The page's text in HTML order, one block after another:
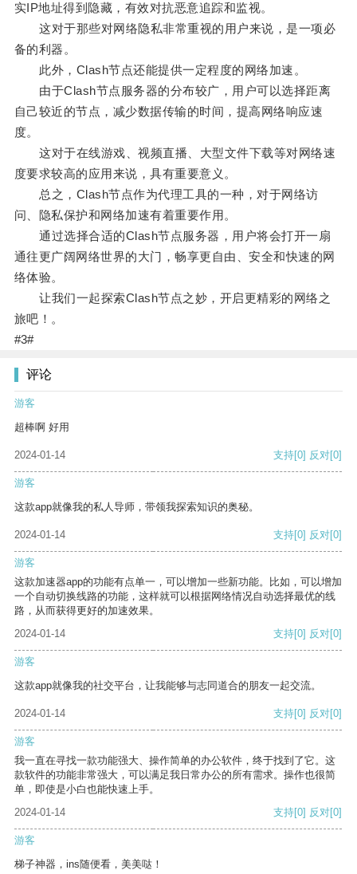
实IP地址得到隐藏，有效对抗恶意追踪和监视。
这对于那些对网络隐私非常重视的用户来说，是一项必
备的利器。
此外，Clash节点还能提供一定程度的网络加速。
由于Clash节点服务器的分布较广，用户可以选择距离
自己较近的节点，减少数据传输的时间，提高网络响应速
度。
这对于在线游戏、视频直播、大型文件下载等对网络速
度要求较高的应用来说，具有重要意义。
总之，Clash节点作为代理工具的一种，对于网络访
问、隐私保护和网络加速有着重要作用。
通过选择合适的Clash节点服务器，用户将会打开一扇
通往更广阔网络世界的大门，畅享更自由、安全和快速的网
络体验。
让我们一起探索Clash节点之妙，开启更精彩的网络之
旅吧！。
#3#
评论
游客
超棒啊 好用
2024-01-14 支持[0] 反对[0]
游客
这款app就像我的私人导师，带领我探索知识的奥秘。
2024-01-14 支持[0] 反对[0]
游客
这款加速器app的功能有点单一，可以增加一些新功能。比如，可以增加
一个自动切换线路的功能，这样就可以根据网络情况自动选择最优的线
路，从而获得更好的加速效果。
2024-01-14
支持[0] 反对[0]
游客
这款app就像我的社交平台，让我能够与志同道合的朋友一起交流。
2024-01-14 支持[0] 反对[0]
游客
我一直在寻找一款功能强大、操作简单的办公软件，终于找到了它。这
款软件的功能非常强大，可以满足我日常办公的所有需求。操作也很简
单，即使是小白也能快速上手。
2024-01-14
支持[0] 反对[0]
游客
梯子神器，ins随便看，美美哒！